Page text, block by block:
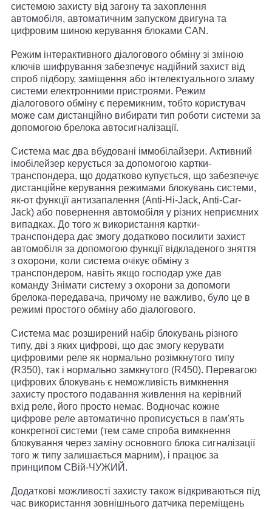
системою захисту від загону та захоплення
автомобіля, автоматичним запуском двигуна та
цифровим шиною керування блоками CAN.
Режим інтерактивного діалогового обміну зі зміною
ключів шифрування забезпечує надійний захист від
спроб підбору, заміщення або інтелектуального зламу
системи електронними пристроями. Режим
діалогового обміну є перемикним, тобто користувач
може сам дистанційно вибирати тип роботи системи за
допомогою брелока автосигналізації.
Система має два вбудовані іммобілайзери. Активний
імобілейзер керується за допомогою картки-
транспондера, що додатково купується, що забезпечує
дистанційне керування режимами блокувань системи,
як-от функції антизапалення (Anti-Hi-Jack, Anti-Car-
Jack) або повернення автомобіля у різних неприємних
випадках. До того ж використання картки-
транспондера дає змогу додатково посилити захист
автомобіля за допомогою функції відкладеного зняття
з охорони, коли система очікує обміну з
транспондером, навіть якщо господар уже дав
команду Знімати систему з охорони за допомоги
брелока-передавача, причому не важливо, було це в
режимі простого обміну або діалогового.
Система має розширений набір блокувань різного
типу, дві з яких цифрові, що дає змогу керувати
цифровими реле як нормально розімкнутого типу
(R350), так і нормально замкнутого (R450). Перевагою
цифрових блокувань є неможливість вимкнення
захисту простого подавання живлення на керівний
вхід реле, його просто немає. Водночас кожне
цифрове реле автоматично прописується в пам'ять
конкретної системи (тем саме спроба вимкнення
блокування через заміну основного блока сигналізації
того ж типу залишається марним), і працює за
принципом СВій-ЧУЖИЙ.
Додаткові можливості захисту також відкриваються під
час використання зовнішнього датчика переміщень